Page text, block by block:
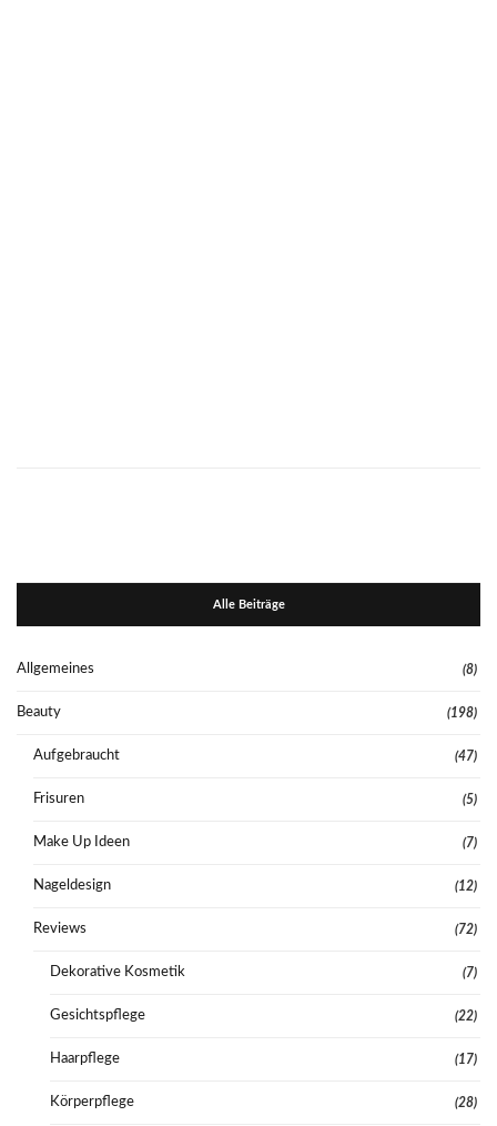
Alle Beiträge
Allgemeines (8)
Beauty (198)
Aufgebraucht (47)
Frisuren (5)
Make Up Ideen (7)
Nageldesign (12)
Reviews (72)
Dekorative Kosmetik (7)
Gesichtspflege (22)
Haarpflege (17)
Körperpflege (28)